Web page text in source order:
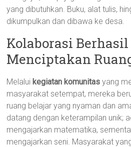
yang dibutuhkan. Buku, alat tulis,
dikumpulkan dan dibawa ke desa.
Kolaborasi
Menciptakan
Melalui kegiatan komunitas yang
masyarakat setempat, mereka
ruang belajar yang nyaman dan
datang dengan keterampilan unik;
mengajarkan matematika,
mengajarkan seni. Masyarakat